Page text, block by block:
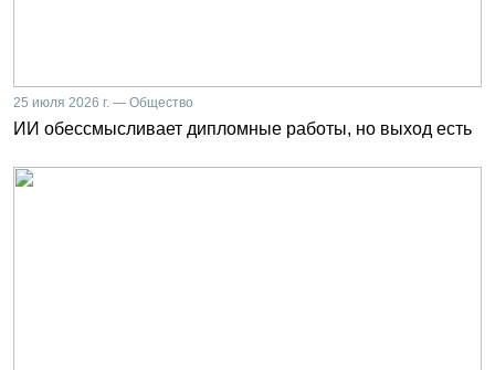
25 июля 2026 г. — Общество
ИИ обессмысливает дипломные работы, но выход есть